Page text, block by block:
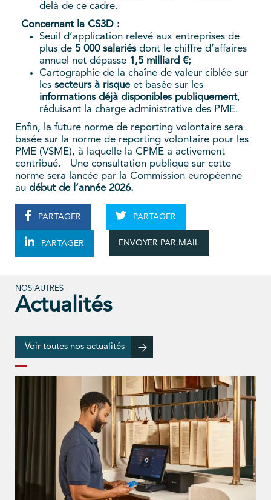
delà de ce cadre.
Concernant la CS3D :
Seuil d’application relevé aux entreprises de
plus de 5 000 salariésdont le chiffre d’affaires
annuel net dépasse 1,5 milliard €;
Cartographie de la chaîne de valeur ciblée sur
les secteurs à risqueet basée sur les
informations déjà disponibles publiquement,
réduisant la charge administrative des PME.
Enfin, la future norme de reporting volontaire sera
basée sur la norme de reporting volontaire pour les
PME (VSME), à laquelle la CPME a activement
contribué. Une consultation publique sur cette
norme sera lancée par la Commission européenne
au début de l’année 2026.
PARTAGER PARTAGER
PARTAGER ENVOYER PAR MAIL
NOS AUTRES
Actualités
Voir toutes nos actualités